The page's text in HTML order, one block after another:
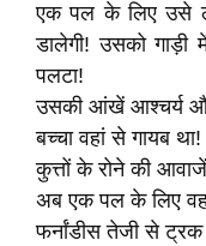
एक पल के लिए उसे
डालेगी! उसको
पलटा!
उसकी आंखें आश्चर्य
बच्चा वहां से गायब था!
कुत्तों के रोने की
अब एक पल के लिए
फर्नांडीस तेजी से